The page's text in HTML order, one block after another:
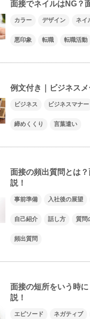
面接でネイルはNG？
カラー デザイン ネイ
悪印象 転職 転職活動
例文付き｜ビジネス
ビジネス ビジネスマナー
締めくくり 言葉遣い
面接の頻出質問とは
説！
事前準備 入社後の展望
自己紹介 話し方 質問
頻出質問
面接の短所をいう時
説！
エピソード ネガティブ